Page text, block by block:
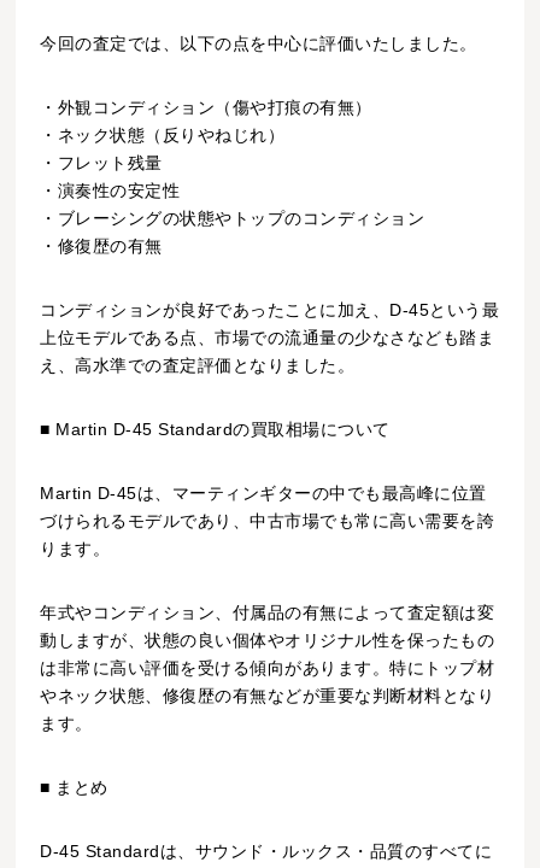
今回の査定では、以下の点を中心に評価いたしました。
・外観コンディション（傷や打痕の有無）
・ネック状態（反りやねじれ）
・フレット残量
・演奏性の安定性
・ブレーシングの状態やトップのコンディション
・修復歴の有無
コンディションが良好であったことに加え、D-45という最
上位モデルである点、市場での流通量の少なさなども踏ま
え、高水準での査定評価となりました。
■ Martin D-45 Standardの買取相場について
Martin D-45は、マーティンギターの中でも最高峰に位置
づけられるモデルであり、中古市場でも常に高い需要を誇
ります。
年式やコンディション、付属品の有無によって査定額は変
動しますが、状態の良い個体やオリジナル性を保ったもの
は非常に高い評価を受ける傾向があります。特にトップ材
やネック状態、修復歴の有無などが重要な判断材料となり
ます。
■ まとめ
D-45 Standardは、サウンド・ルックス・品質のすべてに